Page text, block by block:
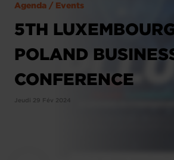
Agenda / Events
5TH
POLAND
CONFERENCE
Jeudi 29 Fév 2024